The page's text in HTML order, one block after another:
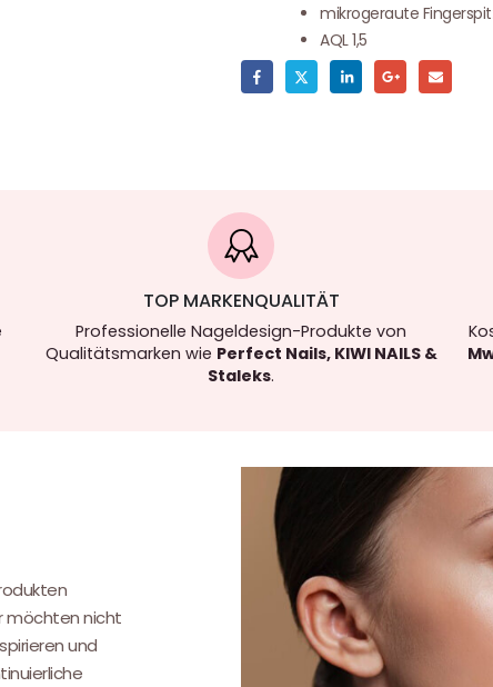
mikrogeraute
AQL 1,5
TOP MARKENQUALITÄT
Professionelle Nageldesign-Produkte von
Qualitätsmarken wie Perfect Nails, KIWI NAILS &
Staleks.
möchten nicht
und